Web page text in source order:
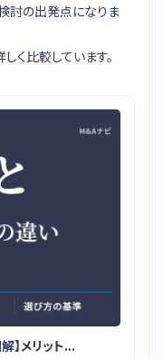
討の出発点になりま
く比較しています。
】メリット...